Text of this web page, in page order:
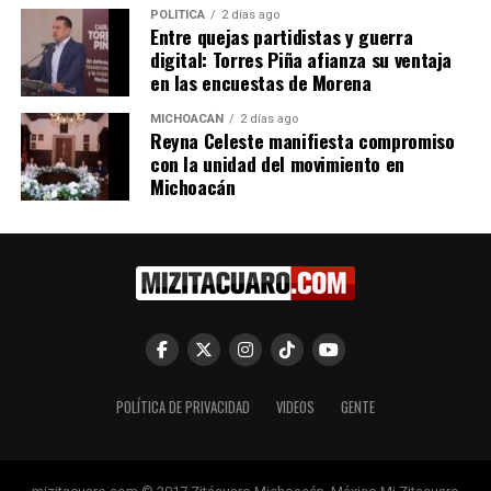
Octavio Ocampo Propone
Renombrar Comisión de
Desarrollo Social a Comisión
de Bienestar en Michoacán
Plan México y PRD
Michoacán coinciden en la
visión y compromiso con las
En "Política"
la política social en
POLÍTICA 2 días ago
Entre quejas partidistas y guerra
digital: Torres Piña afianza su ventaja
en las encuestas de Morena
MICHOACÁN 2 días ago
Reyna Celeste manifiesta compromiso
con la unidad del movimiento en
Michoacán
POLÍTICA DE PRIVACIDAD VIDEOS GENTE